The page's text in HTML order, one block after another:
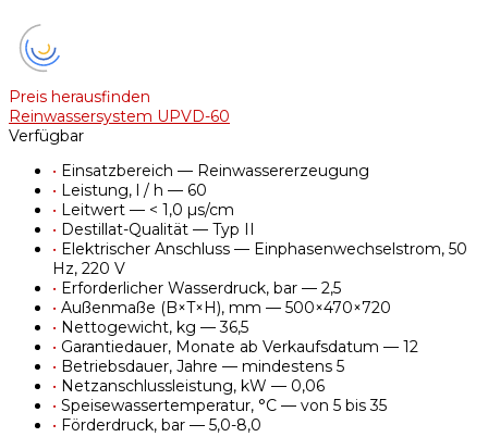
Preis herausfinden
Reinwassersystem UPVD-60
Verfügbar
• Einsatzbereich — Reinwassererzeugung
• Leistung, l / h — 60
• Leitwert — < 1,0 µs/cm
• Destillat-Qualität — Typ II
• Elektrischer Anschluss — Einphasenwechselstrom, 50
Hz, 220 V
• Erforderlicher Wasserdruck, bar — 2,5
• Außenmaße (B×T×H), mm — 500×470×720
• Nettogewicht, kg — 36,5
• Garantiedauer, Monate ab Verkaufsdatum — 12
• Betriebsdauer, Jahre — mindestens 5
• Netzanschlussleistung, kW — 0,06
• Speisewassertemperatur, °C — von 5 bis 35
• Förderdruck, bar — 5,0-8,0